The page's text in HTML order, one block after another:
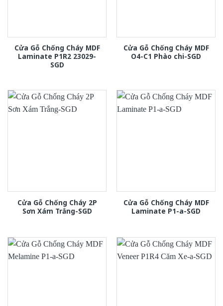
Cửa Gỗ Chống Cháy MDF
Laminate P1R2 23029-
SGD
Cửa Gỗ Chống Cháy MDF
O4-C1 Phào chi-SGD
Cửa Gỗ Chống Cháy 2P
Sơn Xám Trắng-SGD
Cửa Gỗ Chống Cháy MDF
Laminate P1-a-SGD